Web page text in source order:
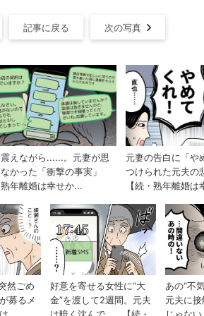
記事に戻る 次の写真